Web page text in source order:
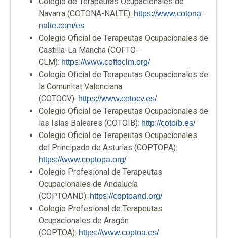
Navarra (COTONA-NALTE): https://www.cotona-
nalte.com/es
Colegio Oficial de Terapeutas Ocupacionales de
Castilla-La Mancha (COFTO-
CLM): https://www.coftoclm.org/
Colegio Oficial de Terapeutas Ocupacionales de
la Comunitat Valenciana
(COTOCV): https://www.cotocv.es/
Colegio Oficial de Terapeutas Ocupacionales de
las Islas Baleares (COTOIB): http://cotoib.es/
Colegio Oficial de Terapeutas Ocupacionales
del Principado de Asturias (COPTOPA):
https://www.coptopa.org/
Colegio Profesional de Terapeutas
Ocupacionales de Andalucía
(COPTOAND): https://coptoand.org/
Colegio Profesional de Terapeutas
Ocupacionales de Aragón
(COPTOA): https://www.coptoa.es/